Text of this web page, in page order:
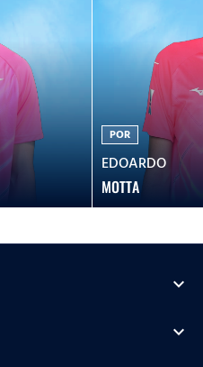
POR
EDOARDO
MOTTA
expand_more
expand_more